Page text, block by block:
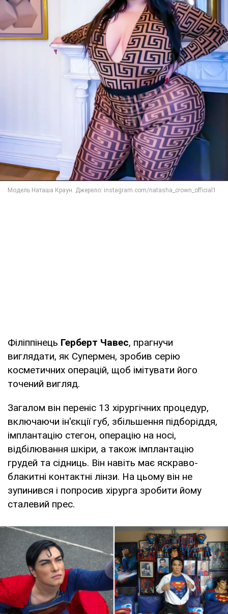
Філіппінець Герберт Чавес, прагнучи
виглядати, як Супермен, зробив серію
косметичних операцій, щоб імітувати його
точений вигляд.
Загалом він переніс 13 хірургічних процедур,
включаючи ін'єкції губ, збільшення підборіддя,
імплантацію стегон, операцію на носі,
відбілювання шкіри, а також імплантацію
грудей та сідниць. Він навіть має яскраво-
блакитні контактні лінзи. На цьому він не
зупинився і попросив хірурга зробити йому
сталевий прес.